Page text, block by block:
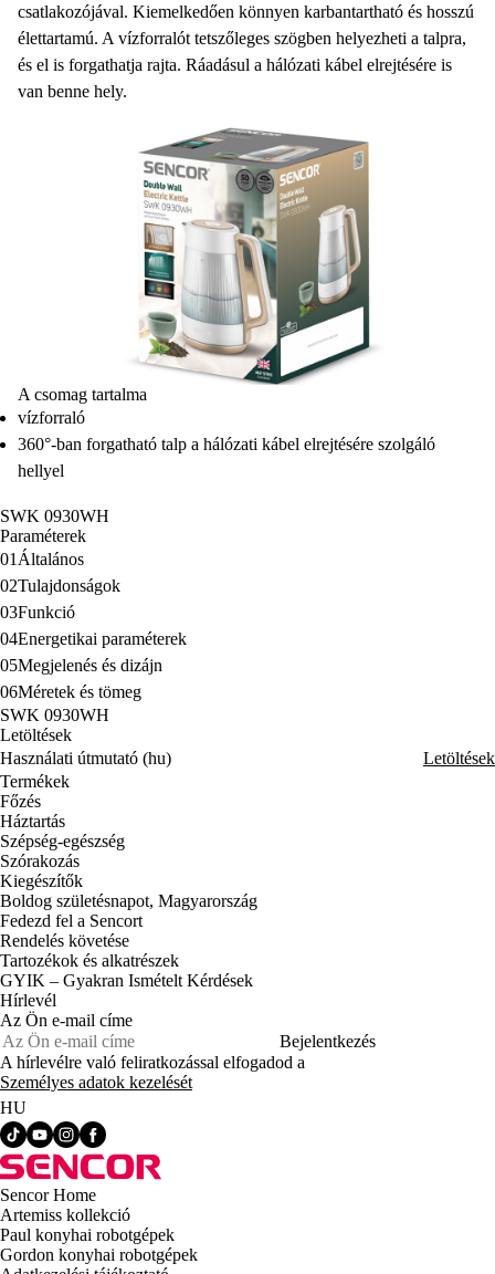
csatlakozójával. Kiemelkedően könnyen karbantartható és hosszú
élettartamú. A vízforralót tetszőleges szögben helyezheti a talpra,
és el is forgathatja rajta. Ráadásul a hálózati kábel elrejtésére is
van benne hely.
A csomag tartalma
vízforraló
360°-ban forgatható talp a hálózati kábel elrejtésére szolgáló
hellyel
SWK 0930WH
Paraméterek
01Általános
02Tulajdonságok
03Funkció
04Energetikai paraméterek
05Megjelenés és dizájn
06Méretek és tömeg
SWK 0930WH
Letöltések
Használati útmutató (hu)
Letöltések
Termékek
Főzés
Háztartás
Szépség-egészség
Szórakozás
Kiegészítők
Boldog születésnapot, Magyarország
Fedezd fel a Sencort
Rendelés követése
Tartozékok és alkatrészek
GYIK – Gyakran Ismételt Kérdések
Hírlevél
Az Ön e-mail címe
Bejelentkezés
A hírlevélre való feliratkozással elfogadod a
Személyes adatok kezelését
HU
Sencor Home
Artemiss kollekció
Paul konyhai robotgépek
Gordon konyhai robotgépek